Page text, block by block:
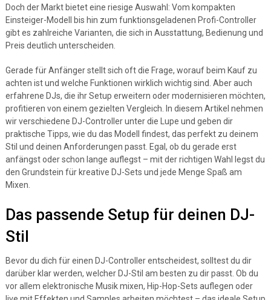
Doch der Markt bietet eine riesige Auswahl: Vom kompakten
Einsteiger-Modell bis hin zum funktionsgeladenen Profi-Controller
gibt es zahlreiche Varianten, die sich in Ausstattung, Bedienung und
Preis deutlich unterscheiden.
Gerade für Anfänger stellt sich oft die Frage, worauf beim Kauf zu
achten ist und welche Funktionen wirklich wichtig sind. Aber auch
erfahrene DJs, die ihr Setup erweitern oder modernisieren möchten,
profitieren von einem gezielten Vergleich. In diesem Artikel nehmen
wir verschiedene DJ-Controller unter die Lupe und geben dir
praktische Tipps, wie du das Modell findest, das perfekt zu deinem
Stil und deinen Anforderungen passt. Egal, ob du gerade erst
anfängst oder schon lange auflegst – mit der richtigen Wahl legst du
den Grundstein für kreative DJ-Sets und jede Menge Spaß am
Mixen.
Das passende Setup für deinen DJ-
Stil
Bevor du dich für einen DJ-Controller entscheidest, solltest du dir
darüber klar werden, welcher DJ-Stil am besten zu dir passt. Ob du
vor allem elektronische Musik mixen, Hip-Hop-Sets auflegen oder